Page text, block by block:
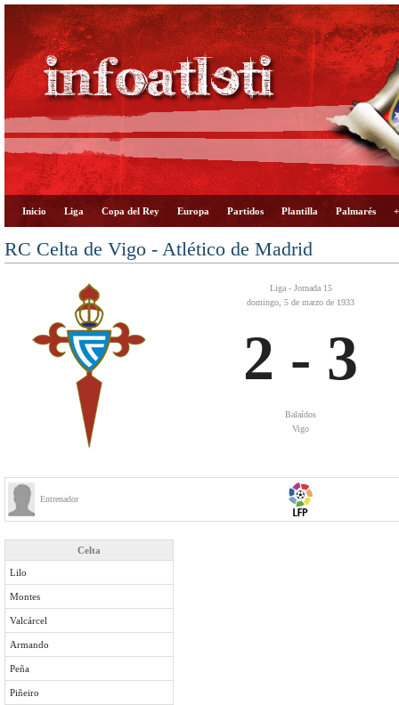
Inicio Liga Copa del Rey Europa Partidos Plantilla Palmarés
RC Celta de Vigo - Atlético de Madrid
Liga - Jornada 15
domingo, 5 de marzo de 1933
2 - 3
Balaídos
Vigo
Entrenador
Celta
Lilo
Montes
Valcárcel
Armando
Peña
Piñeiro